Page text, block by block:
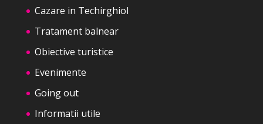
Cazare in Techirghiol
Tratament balnear
Obiective turistice
Evenimente
Going out
Informatii utile